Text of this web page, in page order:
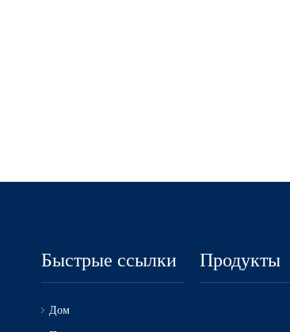
Быстрые ссылки
Дом
Продукты